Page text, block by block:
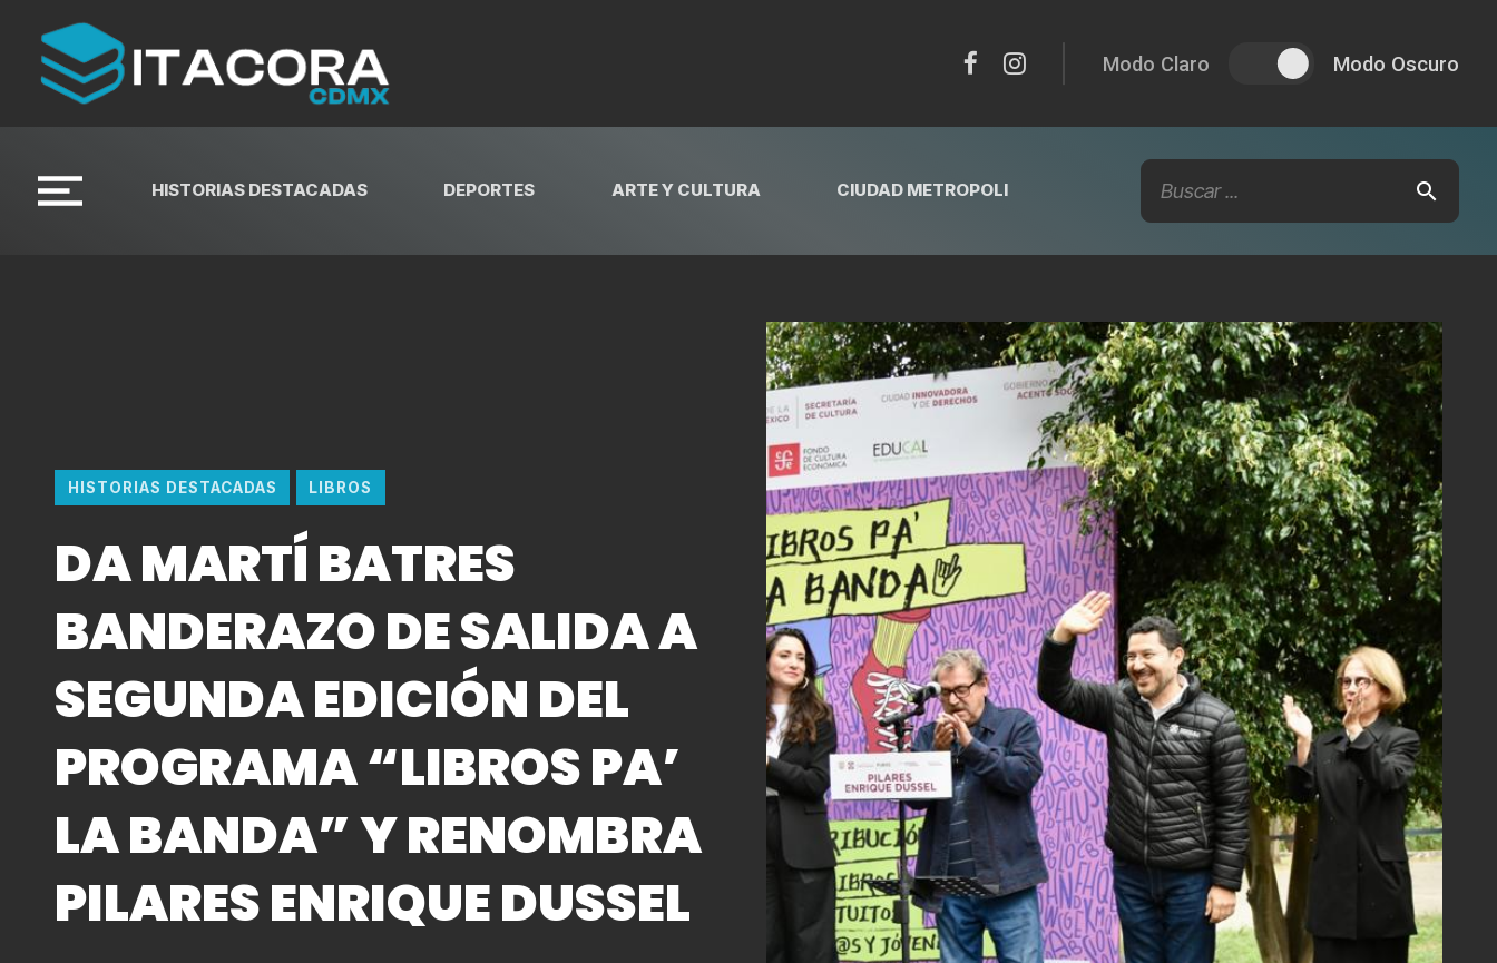
Modo Claro Modo Oscuro
HISTORIAS DESTACADAS DEPORTES ARTE Y CULTURA CIUDAD METROPOLI
HISTORIAS DESTACADAS LIBROS
DA MARTÍ BATRES
BANDERAZO DE SALIDA A
SEGUNDA EDICIÓN DEL
PROGRAMA “LIBROS PA’
LA BANDA” Y RENOMBRA
PILARES ENRIQUE DUSSEL